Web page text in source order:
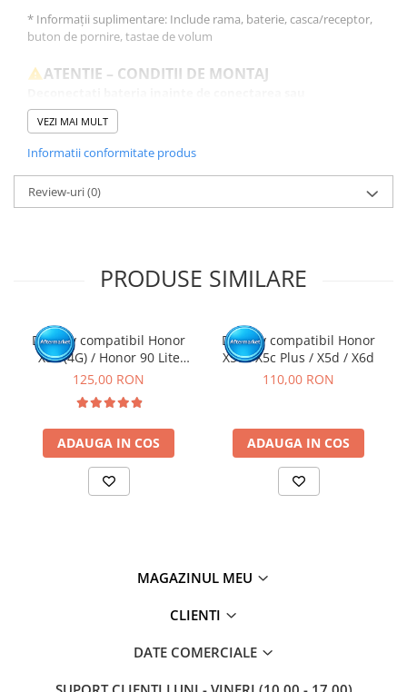
* Informații suplimentare: Include rama, baterie, casca/receptor,
buton de pornire, tastae de volum
ATENTIE – CONDITII DE MONTAJ
deconectarea oricarei componente.
Testati produsul inainte de montajul final, fara a indeparta foliile
de protectie, sigiliile sau etichetele.
Inlocuirea componentelor interne este un proces delicat si
necesita cunostinte si echipamente specifice domeniului
reparatiilor GSM.
Se recomanda montajul intr-un service specializat.
Garantia se ofera doar in cazul in care produsul a fost montat
intr-un service GSM.
VEZI MAI MULT
Informatii conformitate produs
Review-uri(0)
PRODUSE SIMILARE
Display compatibil Honor
X8a (4G) / Honor 90 Lite
(5G), Negru - cu Rama
125,00 RON
ADAUGA IN COS
Display compatibil Honor
X5c / X5c Plus / X5d / X6d
110,00 RON
ADAUGA IN COS
MAGAZINUL MEU
CLIENTI
DATE COMERCIALE